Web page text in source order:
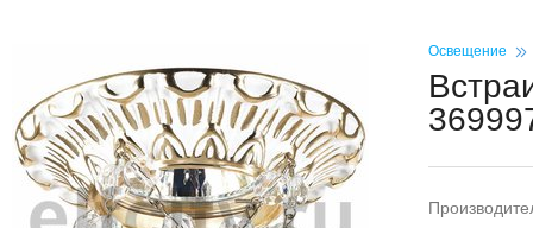
Освещение